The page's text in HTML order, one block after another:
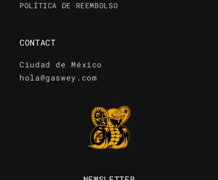
POLÍTICA DE REEMBOLSO
CONTACT
Ciudad de México
hola@gaswey.com